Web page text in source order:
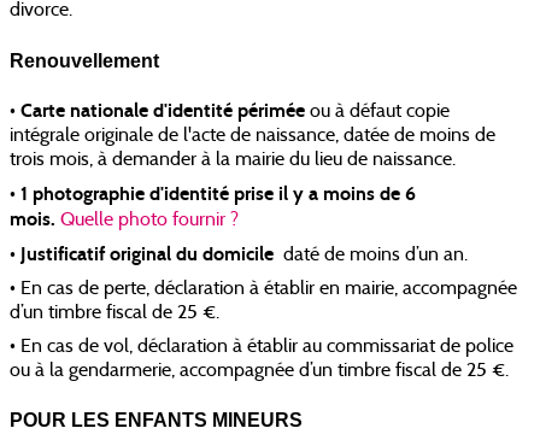
divorce.
Renouvellement
•Carte nationale d'identité périmée ou à défaut copie
intégrale originale de l'acte de naissance, datée de moins de
trois mois, à demander à la mairie du lieu de naissance.
• 1 photographie d'identité prise il y a moins de 6
mois.Quelle photo fournir ?
• Justificatif original du domicile daté de moins d’un an.
• En cas de perte, déclaration à établir en mairie, accompagnée
d’un timbre fiscal de 25 €.
• En cas de vol, déclaration à établir au commissariat de police
ou à la gendarmerie, accompagnée d’un timbre fiscal de 25 €.
POUR LES ENFANTS MINEURS